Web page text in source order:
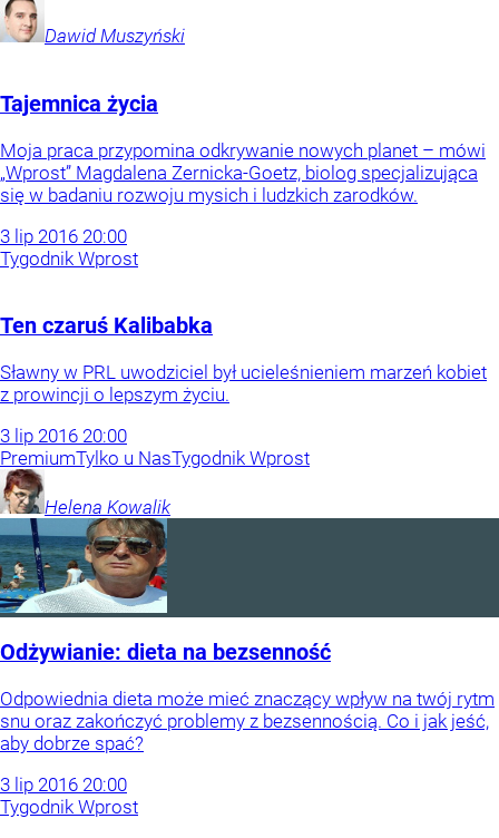
Dawid Muszyński
Tajemnica życia
Moja praca przypomina odkrywanie nowych planet – mówi
„Wprost” Magdalena Zernicka-Goetz, biolog specjalizująca
się w badaniu rozwoju mysich i ludzkich zarodków.
3 lip 2016 20:00
Tygodnik Wprost
Ten czaruś Kalibabka
Sławny w PRL uwodziciel był ucieleśnieniem marzeń kobiet
z prowincji o lepszym życiu.
3 lip 2016 20:00
PremiumTylko u NasTygodnik Wprost
Helena Kowalik
Odżywianie: dieta na bezsenność
Odpowiednia dieta może mieć znaczący wpływ na twój rytm
snu oraz zakończyć problemy z bezsennością. Co i jak jeść,
aby dobrze spać?
3 lip 2016 20:00
Tygodnik Wprost